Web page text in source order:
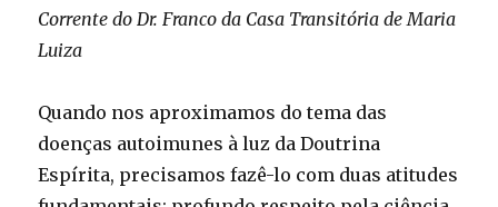
Corrente do Dr. Franco da Casa Transitória de Maria
Luiza
Quando nos aproximamos do tema das
doenças autoimunes à luz da Doutrina
Espírita, precisamos fazê-lo com duas atitudes